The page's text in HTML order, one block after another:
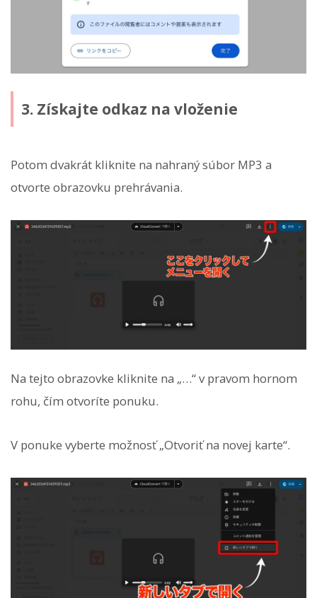
3. Získajte odkaz na vloženie
Potom dvakrát kliknite na nahraný súbor MP3 a
otvorte obrazovku prehrávania.
Na tejto obrazovke kliknite na „…“ v pravom hornom
rohu, čím otvoríte ponuku.
V ponuke vyberte možnosť „Otvoriť na novej karte“.